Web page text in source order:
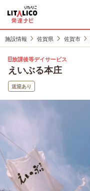
施設情報 佐賀県 佐賀市
放課後等デイサービス
えいぶる本庄
送迎あり